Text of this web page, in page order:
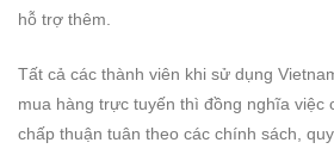
hỗ trợ thêm.
Tất cả các thành viên khi sử dụng
mua hàng trực tuyến thì đồng nghĩa việc
chấp thuận tuân theo các chính sách,